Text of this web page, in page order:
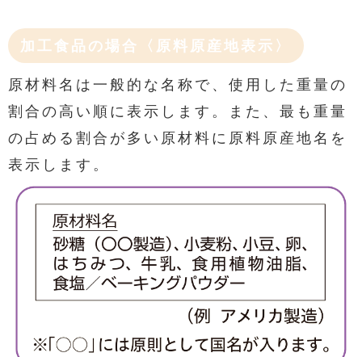
加工食品の場合〈原料原産地表示〉
原材料名は一般的な名称で、使用した重量の
割合の高い順に表示します。また、最も重量
の占める割合が多い原材料に原料原産地名を
表示します。